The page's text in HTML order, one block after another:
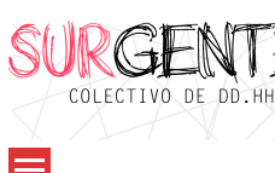
contenido